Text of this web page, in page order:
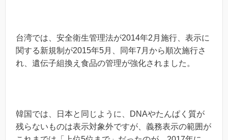
台湾では、安全衛生管理法が2014年2月施行、表示に
関する新規制が2015年5月、同年7月から順次施行さ
れ、遺伝子組換え食品の管理が強化されました。
韓国では、日本と同じように、DNAやたんぱく質が
残らないものは表示対象外ですが、義務表示の範囲が